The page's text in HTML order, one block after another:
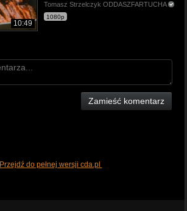
10:49
Tomasz Strzelczyk ODDASZFARTUCHA
1080p
Zamieść komentarz
Przejdź do pełnej wersji cda.pl